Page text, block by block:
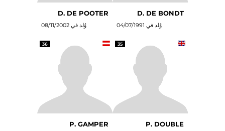
D. DE BONDT
وُلد في 04/07/1991
D. DE POOTER
وُلد في 08/11/2002
35
P. DOUBLE
36
P. GAMPER